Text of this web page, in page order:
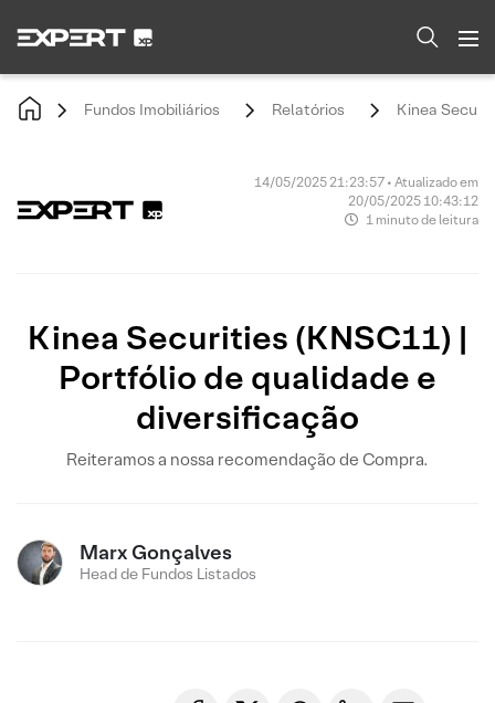
Fundos Imobiliários Relatórios Kinea
14/05/2025 21:23:57 • Atualizado em
20/05/2025 10:43:12
1 minuto de leitura
Kinea Securities (KNSC11) |
Portfólio de qualidade e
diversificação
Reiteramos a nossa recomendação de Compra.
Marx Gonçalves
Head de Fundos Listados